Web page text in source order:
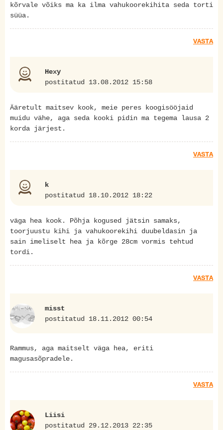
kõrvale võiks ma ka ilma vahukoorekihita seda torti
süüa.
VASTA
Hexy
postitatud 13.08.2012 15:58
Ääretult maitsev kook, meie peres koogisööjaid
muidu vähe, aga seda kooki pidin ma tegema lausa 2
korda järjest.
VASTA
k
postitatud 18.10.2012 18:22
väga hea kook. Põhja kogused jätsin samaks,
toorjuustu kihi ja vahukoorekihi duubeldasin ja
sain imeliselt hea ja kõrge 28cm vormis tehtud
tordi.
VASTA
misst
postitatud 18.11.2012 00:54
Rammus, aga maitselt väga hea, eriti
magusasõpradele.
VASTA
Liisi
postitatud 29.12.2013 22:35